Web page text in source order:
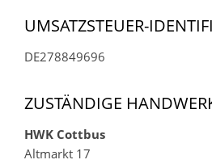
UMSATZSTEUER-
DE278849696
ZUSTÄNDIGE
HWK Cottbus
Altmarkt 17